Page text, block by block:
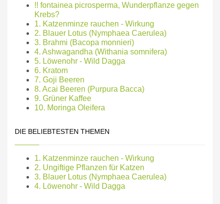
!! fontainea picrosperma, Wunderpflanze gegen
Krebs?
1. Katzenminze rauchen - Wirkung
2. Blauer Lotus (Nymphaea Caerulea)
3. Brahmi (Bacopa monnieri)
4. Ashwagandha (Withania somnifera)
5. Löwenohr - Wild Dagga
6. Kratom
7. Goji Beeren
8. Acai Beeren (Purpura Bacca)
9. Grüner Kaffee
10. Moringa Oleifera
DIE BELIEBTESTEN THEMEN
1. Katzenminze rauchen - Wirkung
2. Ungiftige Pflanzen für Katzen
3. Blauer Lotus (Nymphaea Caerulea)
4. Löwenohr - Wild Dagga